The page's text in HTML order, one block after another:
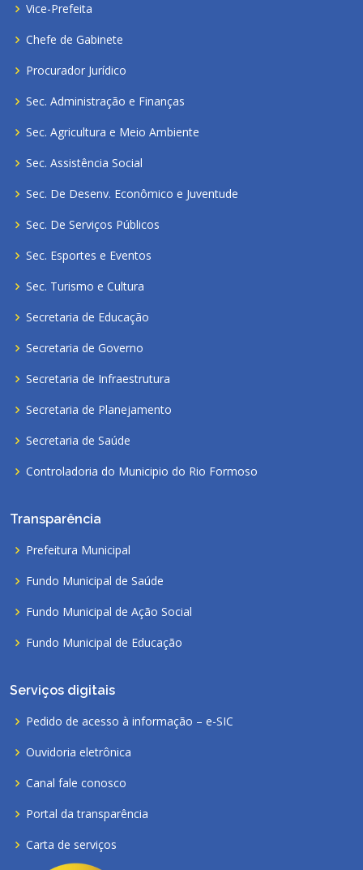
Vice-Prefeita
Chefe de Gabinete
Procurador Jurídico
Sec. Administração e Finanças
Sec. Agricultura e Meio Ambiente
Sec. Assistência Social
Sec. De Desenv. Econômico e Juventude
Sec. De Serviços Públicos
Sec. Esportes e Eventos
Sec. Turismo e Cultura
Secretaria de Educação
Secretaria de Governo
Secretaria de Infraestrutura
Secretaria de Planejamento
Secretaria de Saúde
Controladoria do Municipio do Rio Formoso
Transparência
Prefeitura Municipal
Fundo Municipal de Saúde
Fundo Municipal de Ação Social
Fundo Municipal de Educação
Serviços digitais
Pedido de acesso à informação – e-SIC
Ouvidoria eletrônica
Canal fale conosco
Portal da transparência
Carta de serviços